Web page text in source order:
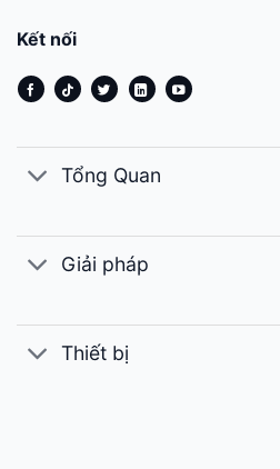
Kết nối
Tổng Quan
Giải pháp
Thiết bị